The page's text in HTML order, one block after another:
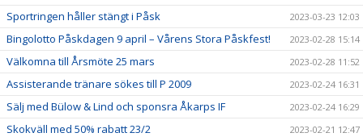
Sportringen håller stängt i Påsk
2023-03-23 12:03
Bingolotto Påskdagen 9 april – Vårens Stora Påskfest! 2023-02-28 15:14
Välkomna till Årsmöte 25 mars 2023-02-28 11:52
Assisterande tränare sökes till P 2009 2023-02-24 16:31
Sälj med Bülow & Lind och sponsra Åkarps IF 2023-02-24 16:29
Skokväll med 50% rabatt 23/2 2023-02-21 12:47